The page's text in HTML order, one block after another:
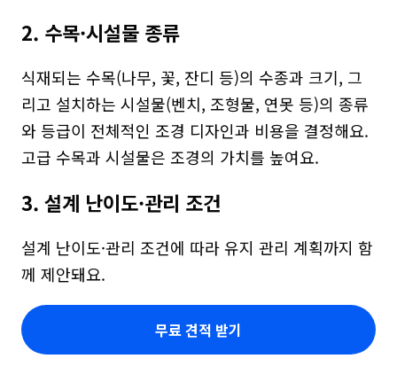
2. 수목·시설물 종류
식재되는 수목(나무, 꽃, 잔디 등)의 수종과 크기, 그
리고 설치하는 시설물(벤치, 조형물, 연못 등)의 종류
와 등급이 전체적인 조경 디자인과 비용을 결정해요.
고급 수목과 시설물은 조경의 가치를 높여요.
3. 설계 난이도·관리 조건
설계 난이도·관리 조건에 따라 유지 관리 계획까지 함
께 제안돼요.
무료 견적 받기